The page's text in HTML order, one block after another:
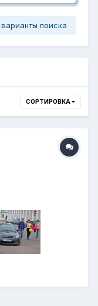
поиска
СОРТИРОВКА